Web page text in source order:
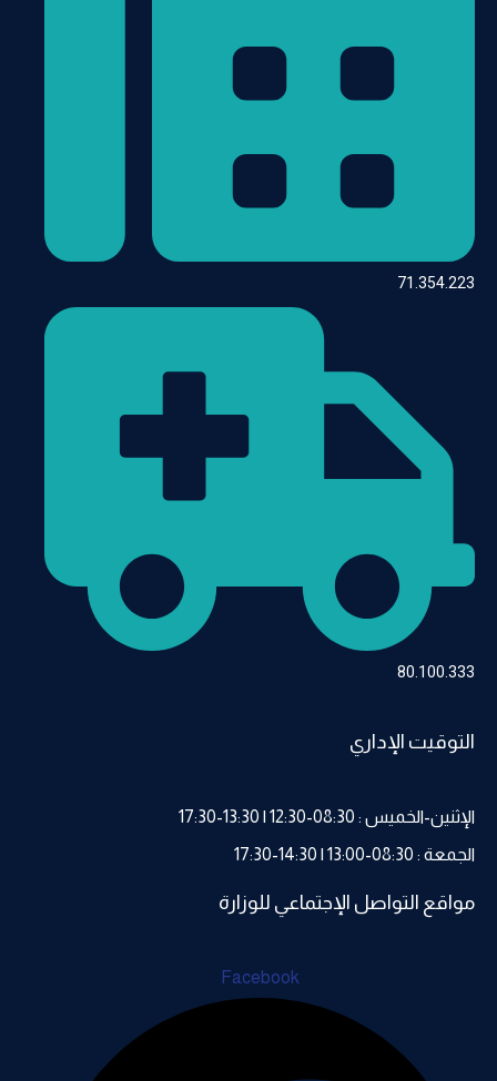
71.354.223
80.100.333
التوقيت الإداري
الإثنين-الخميس : 08:30-12:30 | 13:30-17:30
الجمعة : 08:30-13:00 | 14:30-17:30
مواقع التواصل الإجتماعي للوزارة
Facebook